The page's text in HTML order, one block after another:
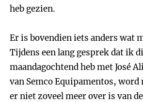
heb gezien.
Er is bovendien iets anders wat
Tijdens een lang gesprek dat ik
maandagochtend heb met José
van Semco Equipamentos,
er niet zoveel meer over is van